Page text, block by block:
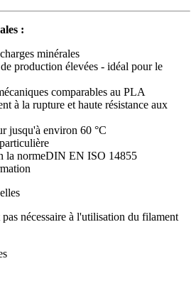
:
minérales
production élevées - idéal pour le
comparables au PLA
à la rupture et haute résistance aux
jusqu'à environ 60 °C
la normeDIN EN ISO 14855
nécessaire à l'utilisation du filament